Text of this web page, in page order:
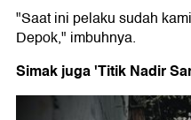
"Saat ini pelaku sudah
Depok," imbuhnya.
Simak juga 'Titik Nadir